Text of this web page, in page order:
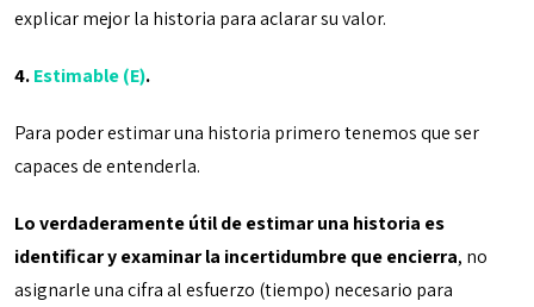
explicar mejor la historia para aclarar su valor.
4.Estimable (E).
Para poder estimar una historia primero tenemos que ser
capaces de entenderla.
Lo verdaderamente útil de estimar una historia es
identificar y examinar la incertidumbre que encierra, no
asignarle una cifra al esfuerzo (tiempo) necesario para